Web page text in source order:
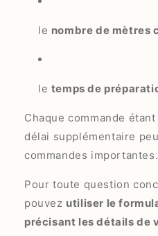
le nombre de mètres
le temps de
Chaque commande
délai supplémentaire
commandes importantes.
Pour toute question
pouvez utiliser le
précisant les détails de